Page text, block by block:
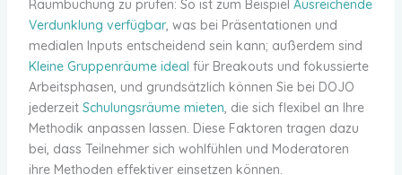
Raumbuchung zu prüfen: So ist zum Beispiel Ausreichende
Verdunklung verfügbar, was bei Präsentationen und
medialen Inputs entscheidend sein kann; außerdem sind
Kleine Gruppenräume ideal für Breakouts und fokussierte
Arbeitsphasen, und grundsätzlich können Sie bei DOJO
jederzeit Schulungsräume mieten, die sich flexibel an Ihre
Methodik anpassen lassen. Diese Faktoren tragen dazu
bei, dass Teilnehmer sich wohlfühlen und Moderatoren
ihre Methoden effektiver einsetzen können.